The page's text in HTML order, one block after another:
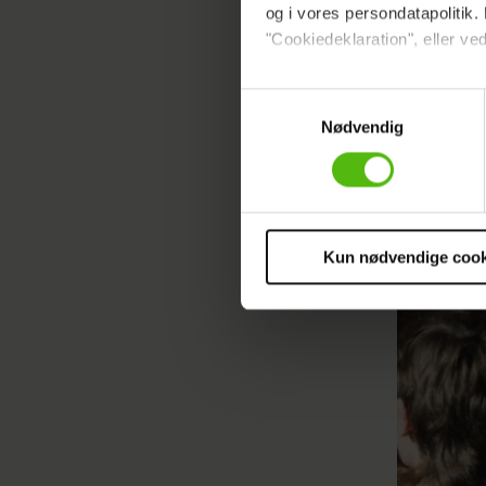
og i vores
"Cookiedeklaration", eller
Dine valg anvendes på hele
Vi ønsker dit samtykke til
Vi anvender egne cookies
sociale medier.
cookies,
privatlivspolitik og
Nødvendig
Kun nødvendige
Artiklen
Kirke.